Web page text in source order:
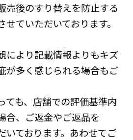
売後のすり替えを防止する
ていただいております。
により記載情報よりもキズ
が多く感じられる場合もご
ても、店舗での評価基準内
合、ご返金やご返品を
いております。あわせてご